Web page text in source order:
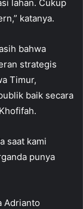
lahan. Cukup
katanya.
bahwa
strategis
Timur,
baik secara
saat kami
punya
Adrianto